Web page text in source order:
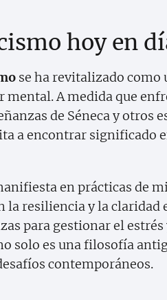
hoy en
se ha revitalizado como
mental. A medida que
de Séneca y otros
a encontrar significado
en prácticas de
la resiliencia y la claridad
para gestionar el
solo es una filosofía
contemporáneos.